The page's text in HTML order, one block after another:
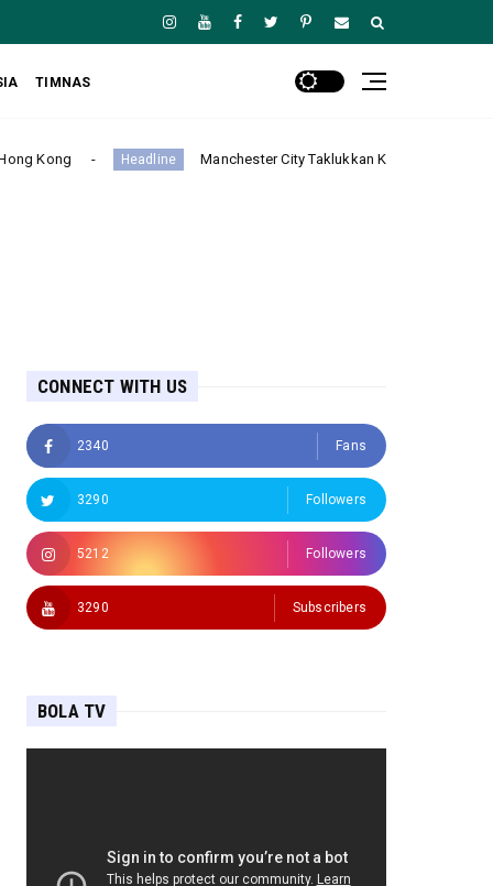
TIMNAS
Manchester City Taklukkan K-League Stars 3-1 dalam Laga
CONNECT WITH US
2340 Fans
3290 Followers
5212 Followers
3290 Subscribers
BOLA TV